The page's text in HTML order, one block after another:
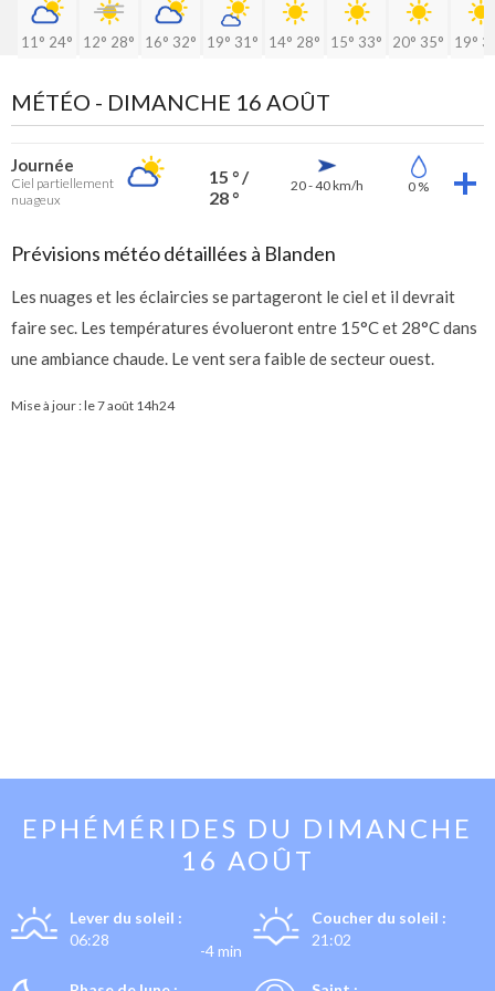
11° 24° 12° 28° 16° 32° 19° 31° 14° 28° 15° 33° 20° 35° 19°
MÉTÉO - DIMANCHE 16 AOÛT
Journée
Ciel partiellement
nuageux
15 ° /
28 °
20 - 40 km/h 0 %
Prévisions météo détaillées à Blanden
Les nuages et les éclaircies se partageront le ciel et il devrait
faire sec. Les températures évolueront entre 15°C et 28°C dans
une ambiance chaude. Le vent sera faible de secteur ouest.
Mise à jour : le7 août 14h24
EPHÉMÉRIDES DU DIMANCHE
16 AOÛT
Lever du soleil :
06:28
-4 min
Coucher du soleil :
21:02